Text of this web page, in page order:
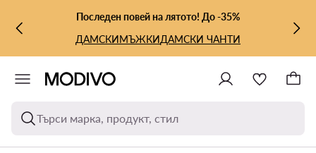
КЪМ ОСНОВНОТО СЪДЪРЖАНИЕ
КЪМ ТЪРСЕНЕПоследен повей на лятото! До -35%
ДАМСКИМЪЖКИДАМСКИ ЧАНТИ
Търси марка, продукт, стил